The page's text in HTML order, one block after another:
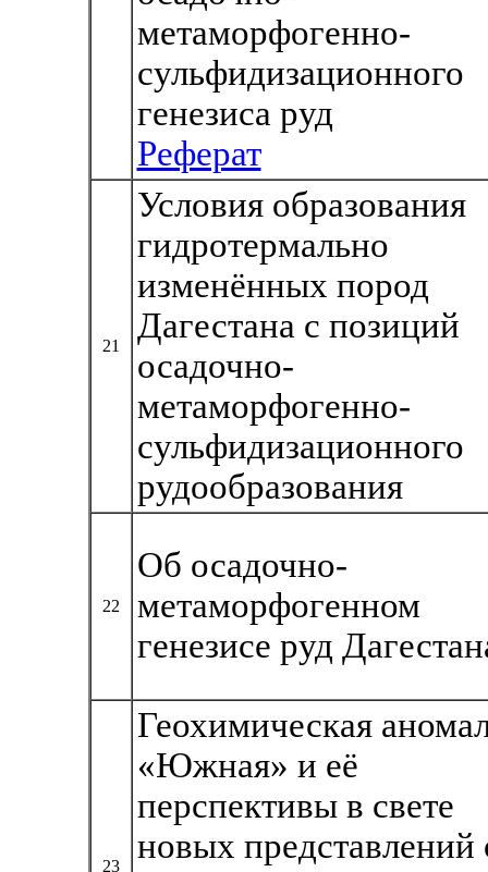
метаморфогенно-
сульфидизационного
генезиса руд
Реферат
21
Условия образования
гидротермально
изменённых пород
Дагестана с позиций
осадочно-
метаморфогенно-
сульфидизационного
рудообразования
22
Об осадочно-
метаморфогенном
генезисе руд
23
Геохимическая
«Южная» и её
перспективы в свете
новых представлений